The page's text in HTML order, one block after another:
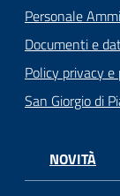
Seguici
su
Personale
Documenti e
Policy privacy
San Giorgio di
NOVITÀ